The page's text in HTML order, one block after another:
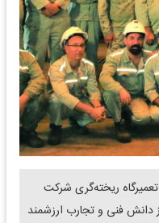
ریخته‌گری شرکت
دانش فنی و تجارب ارزشمند